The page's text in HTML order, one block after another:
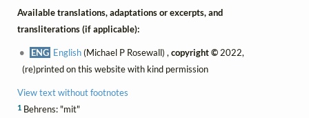
Available translations, adaptations or excerpts, and
transliterations (if applicable):
ENG English(Michael P Rosewall) ,copyright © 2022,
(re)printed on this website with kind permission
View text without footnotes
1Behrens: "mit"